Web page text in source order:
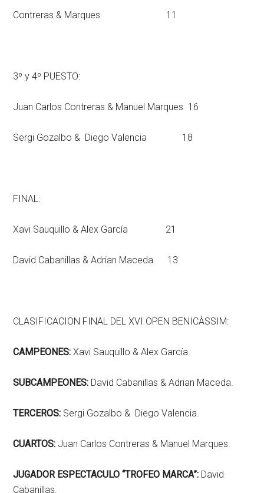
Contreras & Marques 11
3º y 4º PUESTO:
Juan Carlos Contreras & Manuel Marques 16
Sergi Gozalbo & Diego Valencia 18
FINAL:
Xavi Sauquillo & Alex García 21
David Cabanillas & Adrian Maceda 13
CLASIFICACION FINAL DEL XVI OPEN BENICÀSSIM:
CAMPEONES: Xavi Sauquillo & Alex García.
SUBCAMPEONES: David Cabanillas & Adrian Maceda.
TERCEROS: Sergi Gozalbo & Diego Valencia.
CUARTOS: Juan Carlos Contreras & Manuel Marques.
JUGADOR ESPECTACULO “TROFEO MARCA”: David
Cabanillas.